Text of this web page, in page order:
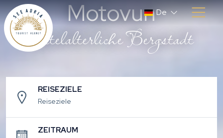
De
Motovun
mittelalterliche Bergstadt
REISEZIELE
Reiseziele
ZEITRAUM